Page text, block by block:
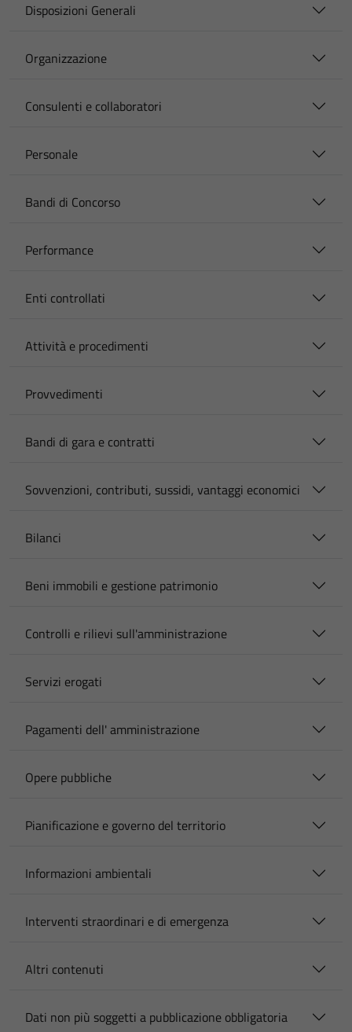
Disposizioni Generali
Organizzazione
Consulenti e collaboratori
Personale
Bandi di Concorso
Performance
Enti controllati
Attività e procedimenti
Provvedimenti
Bandi di gara e contratti
Sovvenzioni, contributi, sussidi, vantaggi economici
Bilanci
Beni immobili e gestione patrimonio
Controlli e rilievi sull'amministrazione
Servizi erogati
Pagamenti dell' amministrazione
Opere pubbliche
Pianificazione e governo del territorio
Informazioni ambientali
Interventi straordinari e di emergenza
Altri contenuti
Dati non più soggetti a pubblicazione obbligatoria